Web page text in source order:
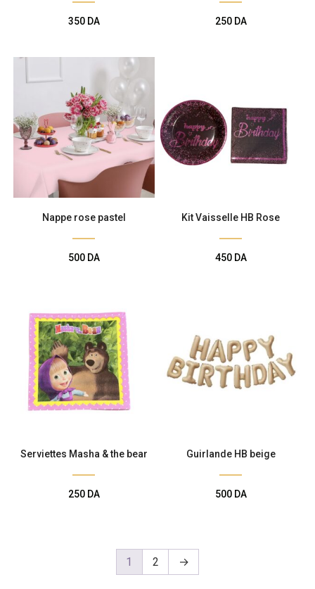
350 DA 250 DA
Nappe rose pastel
500 DA
Kit Vaisselle HB Rose
450 DA
Serviettes Masha & the bear
250 DA
Guirlande HB beige
500 DA
1 2 →